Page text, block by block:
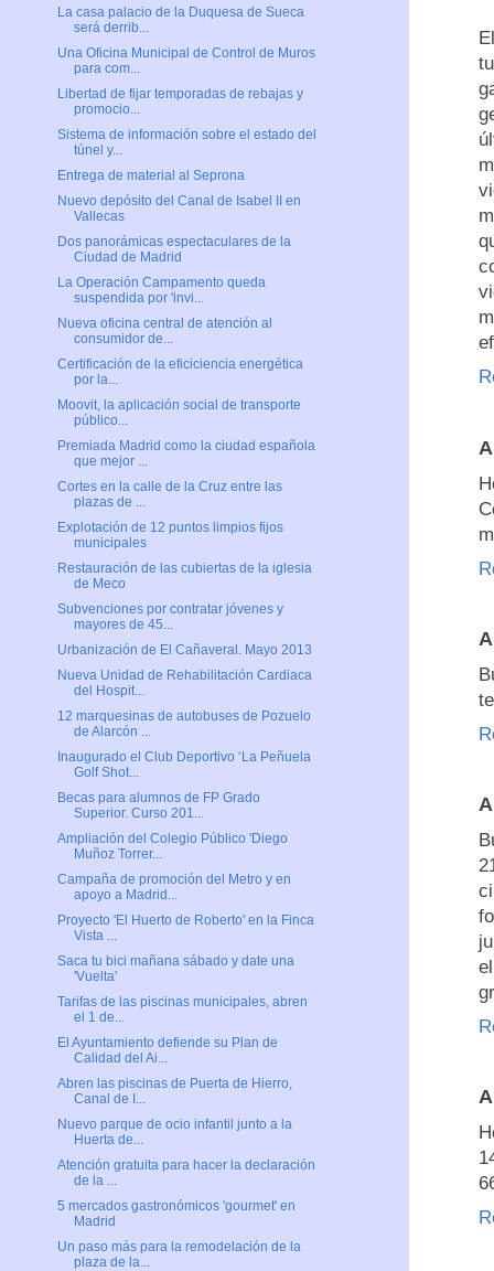
La casa palacio de la Duquesa de Sueca
será derrib...
Una Oficina Municipal de Control de Muros
para com...
Libertad de fijar temporadas de rebajas y
promocio...
Sistema de información sobre el estado del
túnel y...
Entrega de material al Seprona
Nuevo depósito del Canal de Isabel II en
Vallecas
Dos panorámicas espectaculares de la
Ciudad de Madrid
La Operación Campamento queda
suspendida por 'invi...
Nueva oficina central de atención al
consumidor de...
Certificación de la eficiciencia energética
por la...
Moovit, la aplicación social de transporte
público...
Premiada Madrid como la ciudad española
que mejor ...
Cortes en la calle de la Cruz entre las
plazas de ...
Explotación de 12 puntos limpios fijos
municipales
Restauración de las cubiertas de la iglesia
de Meco
Subvenciones por contratar jóvenes y
mayores de 45...
Urbanización de El Cañaveral. Mayo 2013
Nueva Unidad de Rehabilitación Cardiaca
del Hospit...
12 marquesinas de autobuses de Pozuelo
de Alarcón ...
Inaugurado el Club Deportivo ‘La Peñuela
Golf Shot...
Becas para alumnos de FP Grado
Superior. Curso 201...
Ampliación del Colegio Público 'Diego
Muñoz Torrer...
Campaña de promoción del Metro y en
apoyo a Madrid...
Proyecto 'El Huerto de Roberto' en la Finca
Vista ...
Saca tu bici mañana sábado y date una
'Vuelta'
Tarifas de las piscinas municipales, abren
el 1 de...
El Ayuntamiento defiende su Plan de
Calidad del Ai...
Abren las piscinas de Puerta de Hierro,
Canal de I...
Nuevo parque de ocio infantil junto a la
Huerta de...
Atención gratuita para hacer la declaración
de la ...
5 mercados gastronómicos 'gourmet' en
Madrid
Un paso más para la remodelación de la
plaza de la...